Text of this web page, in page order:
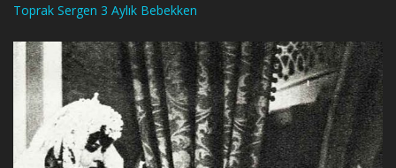
Toprak Sergen 3 Aylık Bebekken